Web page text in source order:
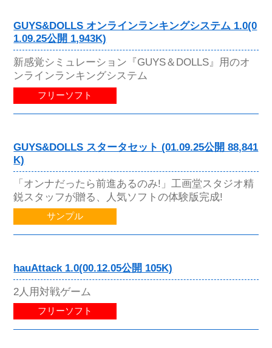
GUYS&DOLLS オンラインランキングシステム 1.0(0
1.09.25公開 1,943K)
新感覚シミュレーション『GUYS＆DOLLS』用のオ
ンラインランキングシステム
フリーソフト
GUYS&DOLLS スタータセット (01.09.25公開 88,841
K)
「オンナだったら前進あるのみ!」工画堂スタジオ精
鋭スタッフが贈る、人気ソフトの体験版完成!
サンプル
hauAttack 1.0(00.12.05公開 105K)
2人用対戦ゲーム
フリーソフト